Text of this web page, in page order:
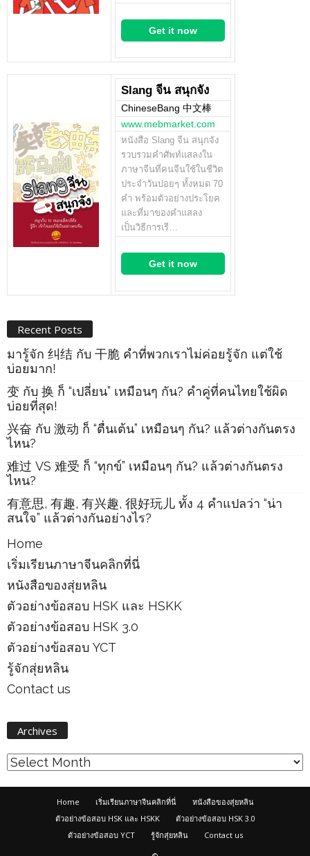
Get it now
Slang จีน สนุกจัง
ChineseBang 中文棒
www.mebmarket.com
หนังสือ Slang จีน สนุกจัง
รวบรวมคำศัพท์แสลงใน
ภาษาจีนที่คนจีนใช้ในชีวิต
ประจำวันบ่อยๆ ทั้งหมด 70
คำ พร้อมตัวอย่างประโยค
และที่มาของคำแสลง
เป็นวิธีการเรี…
Get it now
Recent Posts
มารู้จัก 纠结 กับ 干脆 คำที่พวกเราไม่ค่อยรู้จัก แต่ใช้
บ่อยมาก!
变 กับ 换 ก็ “เปลี่ยน” เหมือนๆ กัน? คำคู่ที่คนไทยใช้ผิด
บ่อยที่สุด!
兴奋 กับ 激动 ก็ “ตื่นเต้น” เหมือนๆ กัน? แล้วต่างกันตรง
ไหน?
难过 VS 难受 ก็ “ทุกข์” เหมือนๆ กัน? แล้วต่างกันตรง
ไหน?
有意思, 有趣, 有兴趣, 很好玩儿 ทั้ง 4 คำแปลว่า “น่า
สนใจ” แล้วต่างกันอย่างไร?
Home
เริ่มเรียนภาษาจีนคลิกที่นี่
หนังสือของสุ่ยหลิน
ตัวอย่างข้อสอบ HSK และ HSKK
ตัวอย่างข้อสอบ HSK 3.0
ตัวอย่างข้อสอบ YCT
รู้จักสุ่ยหลิน
Contact us
Archives
Home เริ่มเรียนภาษาจีนคลิกที่นี่
หนังสือของสุ่ยหลิน
ตัวอย่างข้อสอบ HSK และ HSKK
ตัวอย่างข้อสอบ HSK 3.0
ตัวอย่างข้อสอบ YCT
รู้จักสุ่ยหลิน
Contact us